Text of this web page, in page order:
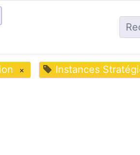
× Instances